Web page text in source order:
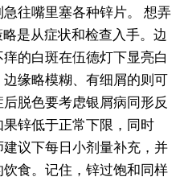
往嘴里塞各种锌片。
想弄
是从症状和检查入手。边
的白斑在伍德灯下显亮白
缘略模糊、有细屑的则可
脱色要考虑银屑病同形反
锌低于正常下限，同时
议下每日小剂量补充，并
食。记住，锌过饱和同样